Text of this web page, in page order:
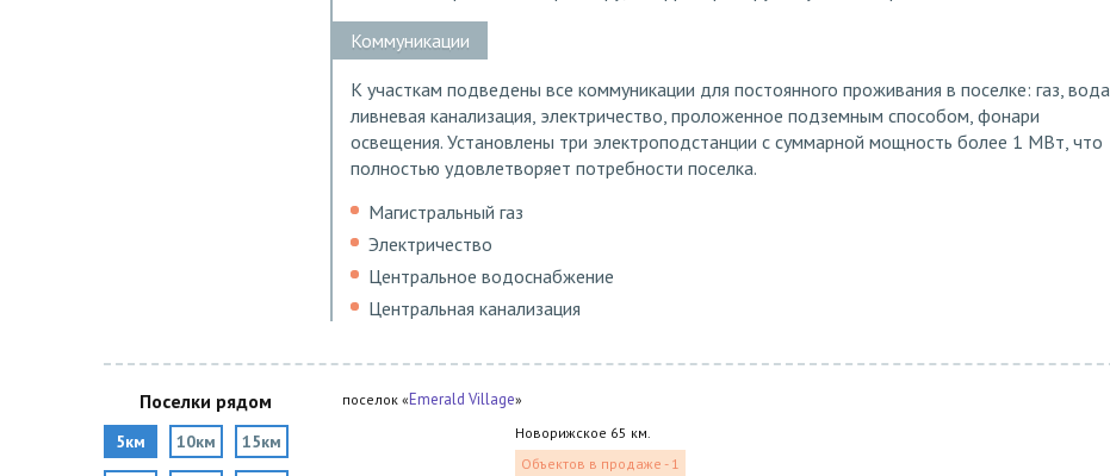
Коммуникации
К участкам подведены все коммуникации для постоянного проживания в поселке: газ, вода,
ливневая канализация, электричество, проложенное подземным способом, фонари
освещения. Установлены три электроподстанции с суммарной мощность более 1 МВт, что
полностью удовлетворяет потребности поселка.
Магистральный газ
Электричество
Центральное водоснабжение
Центральная канализация
Поселки рядом
5км 10км 15км
поселок «Emerald Village»
Новорижское 65 км.
Объектов в продаже - 1